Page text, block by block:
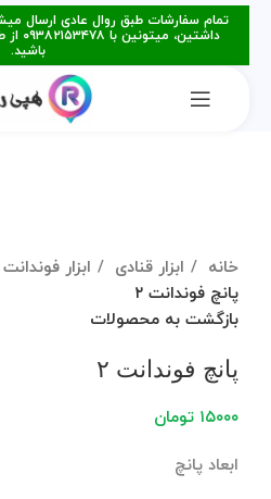
تمام سفارشات طبق روال عادی ارسال
باشید.
خانه
ابزار قنادی
ابزار
پانچ فوندانت ۲
بازگشت به محصولات
پانچ فوندانت ۲
۱۵۰۰۰ تومان
ابعاد پانچ